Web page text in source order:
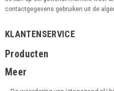
contactgegevens gebruiken uit de
KLANTENSERVICE
Producten
Meer